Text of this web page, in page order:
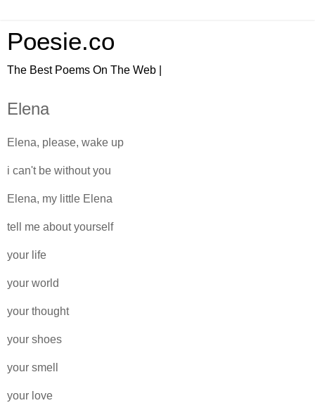
Poesie.co
The Best Poems On The Web |
Elena
Elena, please, wake up
i can't be without you
Elena, my little Elena
tell me about yourself
your life
your world
your thought
your shoes
your smell
your love